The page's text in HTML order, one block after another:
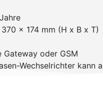
x 174 mm (H x B x T)
Gateway oder GSM
Wechselrichter